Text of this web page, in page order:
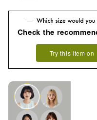
Check the
Try this item on